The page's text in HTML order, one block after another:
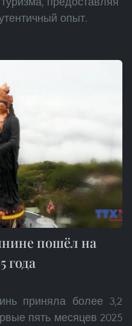
опыт.
пошёл на
года
приняла более 3,2
пять месяцев 2025